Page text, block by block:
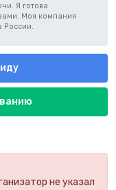
не указал
Я готова
Моя компания
России.